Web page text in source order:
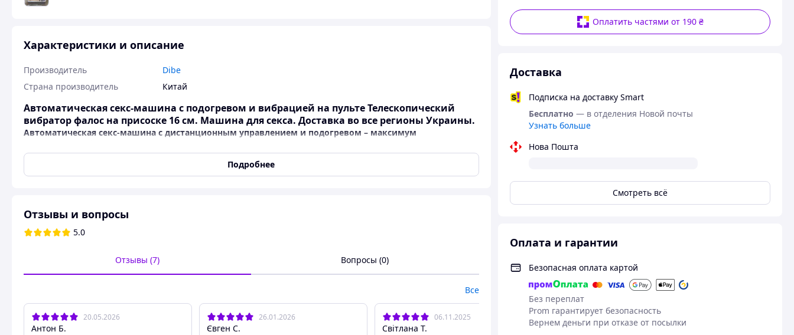
Оплатить частями от 190 ₴
Доставка
Подписка на доставку Smart
Бесплатно — в отделения Новой почты
Узнать больше
Нова Пошта
Смотреть всё
Оплата и гарантии
Безопасная оплата картой
Без переплат
Prom гарантирует безопасность
Вернем деньги при отказе от посылки
Характеристики и описание
Производитель
Dibe
Страна производитель
Китай
Автоматическая секс-машина с подогревом и вибрацией на пульте Телескопический
вибратор фалос на присоске 16 см. Машина для секса. Доставка во все регионы Украины.
Автоматическая секс-машина с дистанционным управлением и подогревом – максимум
Подробнее
Отзывы и вопросы
5.0
Отзывы (7) Вопросы (0)
Все
20.05.2026
Антон Б.
26.01.2026
Євген С.
06.11.2025
Світлана Т.
18.10.2025
Микола О.